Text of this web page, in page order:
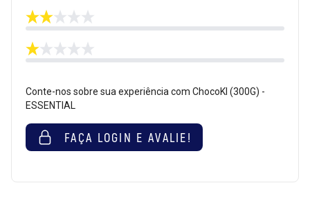
Conte-nos sobre sua experiência com ChocoKI (300G) -
ESSENTIAL
FAÇA LOGIN E AVALIE!